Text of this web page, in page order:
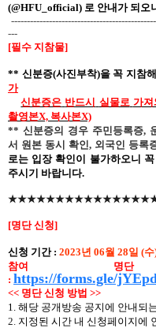
(@HFU_official) 로 안내가 되오
---
[필수 지참물]
** 신분증(사진부착)을 꼭 지참해
가
신분증은 반드시 실물로 가져
촬영본X, 복사본X)
** 신분증의 경우 주민등록증,
서 원본 동시 확인, 외국인 등록
로는 입장 확인이 불가하오니 꼭
주시기 바랍니다.
[명단 신청]
신청 기간: 2023년 06월 28일 (수
참여 명
: https://forms.gle/
<< 명단 신청 방법 >>
1. 해당 공개방송 공지에 안내되
2. 지정된 시간 내 신청페이지에